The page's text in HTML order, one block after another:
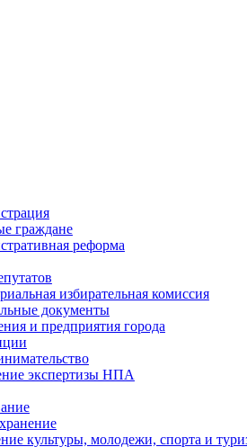
граждане
реформа
избирательная комиссия
документы
и предприятия города
экспертизы НПА
культуры, молодежи, спорта и